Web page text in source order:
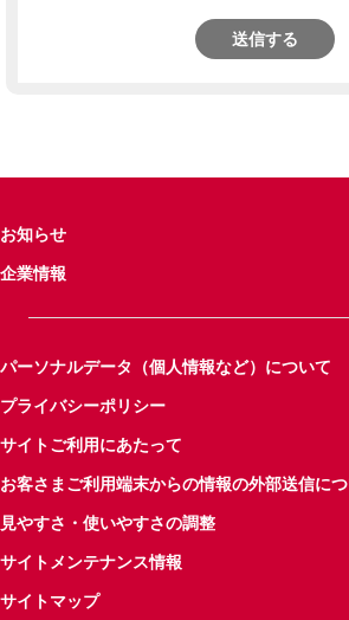
送信する
お知らせ
企業情報
パーソナルデータ（個人情報など）について
プライバシーポリシー
サイトご利用にあたって
お客さまご利用端末からの情報の外部送信に
見やすさ・使いやすさの調整
サイトメンテナンス情報
サイトマップ